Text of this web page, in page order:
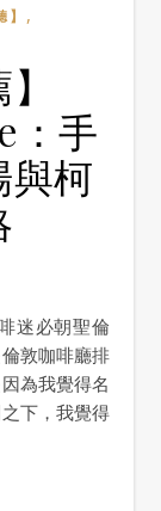
,
：手
與柯
敦咖啡廳排
為我覺得名
下，我覺得